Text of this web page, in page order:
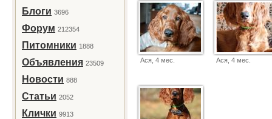
Блоги 3696
Форум 212354
Питомники 1888
Объявления 23509
Новости 888
Статьи 2052
Клички 9913
Ася, 4 мес. Ася, 4 мес.